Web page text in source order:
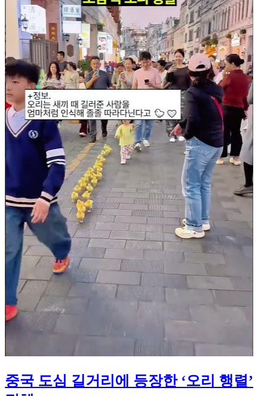
중국 도심 길거리에 등장한 ‘오리 행렬’